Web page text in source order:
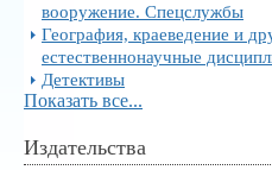
вооружение. Спецслужбы
География, краеведение и
естественнонаучные
Детективы
Показать все...
Издательства